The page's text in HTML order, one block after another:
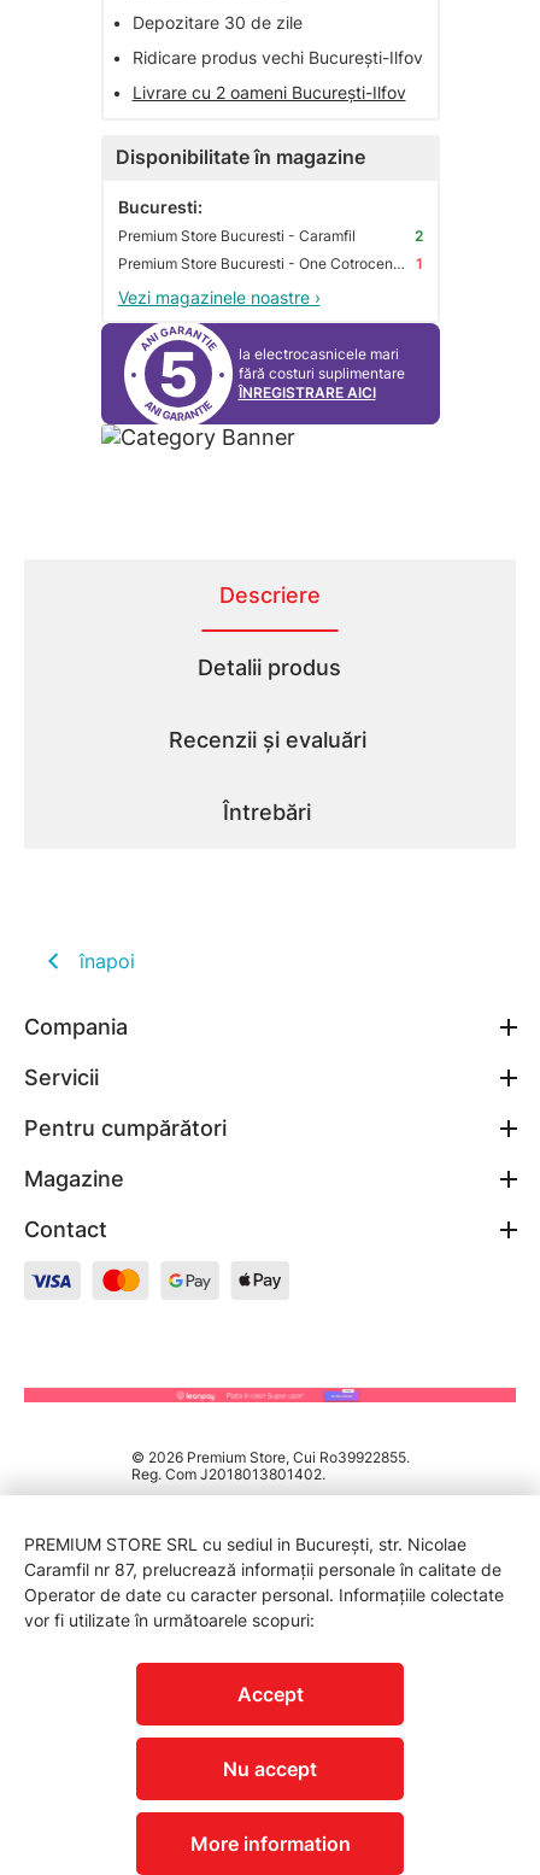
•
Depozitare 30 de zile
•
Ridicare produs vechi București-Ilfov
•
Livrare cu 2 oameni București-Ilfov
Disponibilitate în magazine
Bucuresti:
Premium Store Bucuresti - Caramfil
2
Premium Store Bucuresti - One Cotroceni Park
1
Vezi magazinele noastre ›
5
la electrocasnicele mari
fără costuri suplimentare
ÎNREGISTRARE AICI
Descriere
Detalii produs
Recenzii și evaluări
Întrebări
înapoi
Compania
Servicii
Pentru cumpărători
Magazine
Contact
© 2026 Premium Store, Cui Ro39922855.
Reg. Com J2018013801402.
PREMIUM STORE SRL cu sediul in București, str. Nicolae
Caramfil nr 87, prelucrează informații personale în calitate de
Operator de date cu caracter personal. Informațiile colectate
vor fi utilizate în următoarele scopuri:
Accept
Nu accept
More information